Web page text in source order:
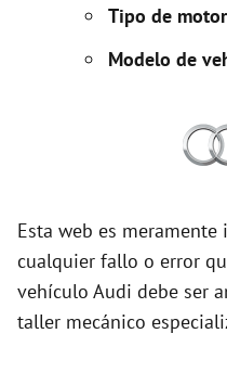
Tipo de
Modelo de
Esta web es
cualquier fallo o error
vehículo Audi debe ser
taller mecánico